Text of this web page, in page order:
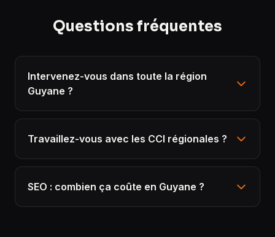
Questions fréquentes
Intervenez-vous dans toute la région
Guyane ?
Travaillez-vous avec les CCI régionales ?
SEO : combien ça coûte en Guyane ?